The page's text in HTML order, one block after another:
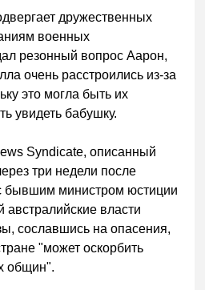
дружественных
военных
резонный вопрос Аарон,
очень расстроились из-за
это могла быть их
увидеть бабушку.
Syndicate, описанный
три недели после
бывшим министром юстиции
австралийские власти
сославшись на опасения,
"может оскорбить
общин".